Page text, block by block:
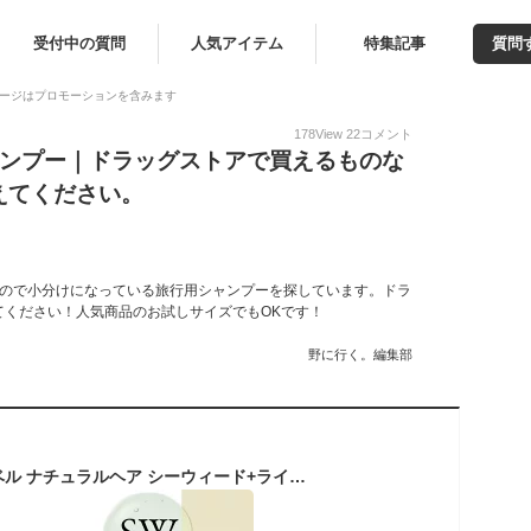
受付中の質問 人気アイテム 特集記事 質問
ジはプロモーションを含みます
178View 22コメント
プー｜ドラッグストアで買えるものな
ください。
で小分けになっている旅行用シャンプーを探しています。ドラ
ださい！人気商品のお試しサイズでもOKです！
野に行く。編集部
■1週間分セット■ ルベル ナチュラルヘア シーウィード+ライスプロテイン (10ml+10g)×7 セット シャンプー お試し ルベル シャンプー トリートメント 旅行用 シャンプー トライアル 石鹸シャンプー サロン 美容室専売 美容院 サロン専売品